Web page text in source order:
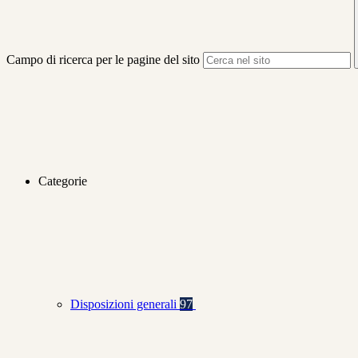
Campo di ricerca per le pagine del sito
Categorie
Disposizioni generali 97